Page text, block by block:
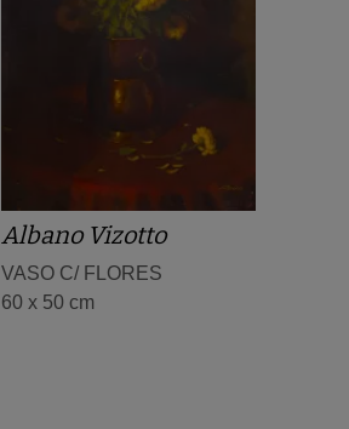
Albano Vizotto
VASO C/ FLORES
60 x 50 cm